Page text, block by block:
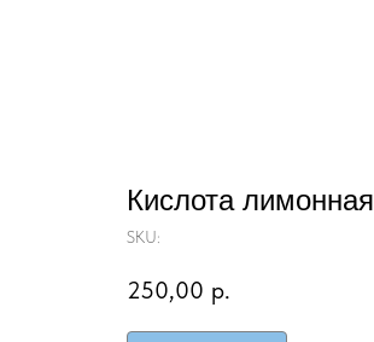
Кислота лимонная
SKU:
250,00 р.